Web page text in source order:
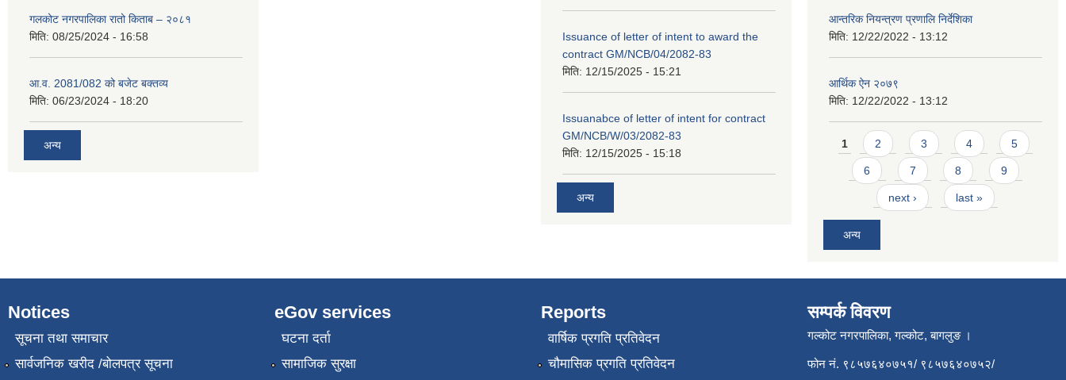
गलकोट नगरपालिका रातो किताब – २०८१
मिति: 08/25/2024 - 16:58
आ.व. 2081/082 को बजेट बक्तव्य
मिति: 06/23/2024 - 18:20
अन्य
Issuance of letter of intent to award the
contract GM/NCB/04/2082-83
मिति: 12/15/2025 - 15:21
Issuanabce of letter of intent for contract
GM/NCB/W/03/2082-83
मिति: 12/15/2025 - 15:18
अन्य
आन्तरिक नियन्त्रण प्रणालि निर्देशिका
मिति: 12/22/2022 - 13:12
आर्थिक ऐन २०७९
मिति: 12/22/2022 - 13:12
Pages
1 2 3 4 5
6 7 8 9
next › last »
अन्य
Notices
सूचना तथा समाचार
सार्वजनिक खरीद /बोलपत्र सूचना
eGov services
घटना दर्ता
सामाजिक सुरक्षा
Reports
वार्षिक प्रगति प्रतिवेदन
चौमासिक प्रगति प्रतिवेदन
सम्पर्क विवरण
गल्कोट नगरपालिका, गल्कोट, बागलुङ ।
फोन नं. ९८५७६४०७५१/ ९८५७६४०७५२/